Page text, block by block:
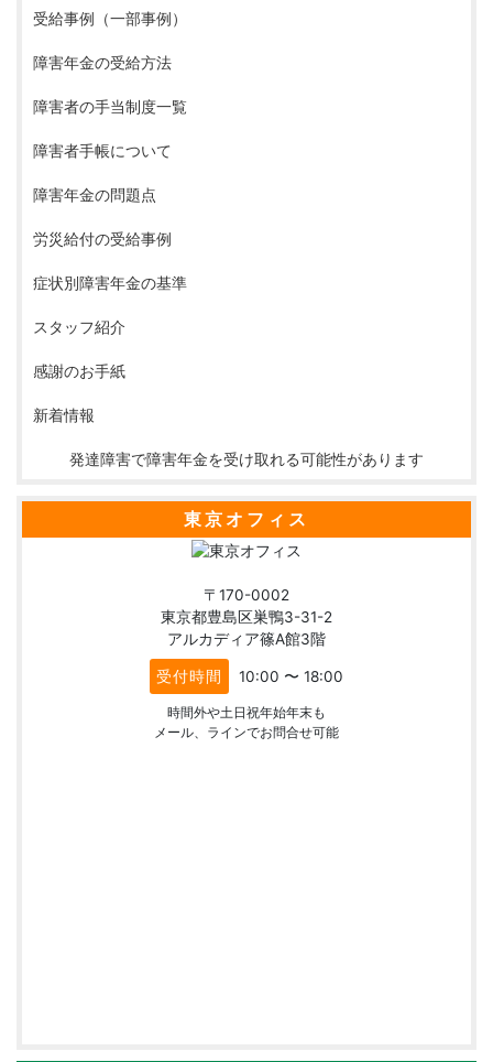
受給事例（一部事例）
障害年金の受給方法
障害者の手当制度一覧
障害者手帳について
障害年金の問題点
労災給付の受給事例
症状別障害年金の基準
スタッフ紹介
感謝のお手紙
新着情報
発達障害で障害年金を受け取れる可能性があります
東京オフィス
〒170-0002
東京都豊島区巣鴨3-31-2
アルカディア篠A館3階
受付時間 10:00 〜 18:00
時間外や土日祝年始年末も
メール、ラインでお問合せ可能